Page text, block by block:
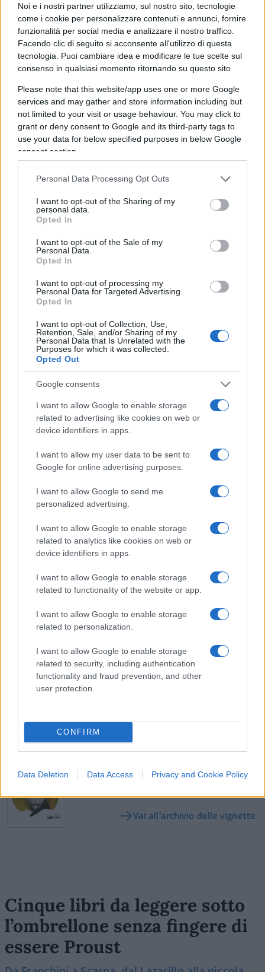
Noi e i nostri partner utilizziamo, sul nostro sito, tecnologie
come i cookie per personalizzare contenuti e annunci, fornire
funzionalità per social media e analizzare il nostro traffico.
Facendo clic di seguito si acconsente all'utilizzo di questa
tecnologia. Puoi cambiare idea e modificare le tue scelte sul
consenso in qualsiasi momento ritornando su questo sito
Please note that this website/app uses one or more Google
services and may gather and store information including but
not limited to your visit or usage behaviour. You may click to
grant or deny consent to Google and its third-party tags to
use your data for below specified purposes in below Google
consent section.
Personal Data Processing Opt Outs
I want to opt-out of the Sharing of my
personal data.
Opted In
I want to opt-out of the Sale of my
Personal Data.
Opted In
I want to opt-out of processing my
Personal Data for Targeted Advertising.
Opted In
I want to opt-out of Collection, Use,
Retention, Sale, and/or Sharing of my
Personal Data that Is Unrelated with the
Purposes for which it was collected.
Opted Out
Google consents
I want to allow Google to enable storage
related to advertising like cookies on web or
device identifiers in apps.
I want to allow my user data to be sent to
Google for online advertising purposes.
I want to allow Google to send me
personalized advertising.
I want to allow Google to enable storage
related to analytics like cookies on web or
device identifiers in apps.
I want to allow Google to enable storage
related to functionality of the website or app.
I want to allow Google to enable storage
related to personalization.
I want to allow Google to enable storage
related to security, including authentication
functionality and fraud prevention, and other
user protection.
CONFIRM
Data Deletion Data Access Privacy and Cookie Policy
un totale di 20 miliardi di euro. Con il passaggio
dell’inchiesta alla Procura Ue, sarà possibile
sequestrare i telefoni degli interessati in tutti i
Paesi dell’Unione. In particolare, resta un mistero
l’entità dell’accordo, considerando che alla fine
del 2023 era di almeno 4 miliardi di euro il valore
delle dosi di vaccino avanzate.
Leggi anche:
Vaccini Covid, sms segreti con Mr. Pfizer:
denunciata l’Ue
Sia l’Ungheria che la Polonia sono state citate in
giudizio da Pfizer per mancati pagamenti per le
dosi di vaccino dopo aver interrotto le consegne,
citando l’eccesso di offerta e la tensione
della Commissione europea ha affermato che il
governo europeo non era a conoscenza di
possibili procedimenti se non attraverso articoli di
stampa. Chi rischia di perderci molto è la von der
Leyen, che da poche settimane ha confermato la
sua intenzione di candidarsi nuovamente alla
presidenza della Commissione Ue. La strada è
tracciare un solco in unacampagna elettorale
più rovente che mai.
Massimo Balsamo, 2 aprile 2024
Nicolaporro.it è anche su Whatsapp. È
sufficientecliccare quiper iscriversi al canale ed
essere sempre aggiornati (gratis)
#BELGIO #PFIZER
#URSULA VON DER LEYEN
Vignetta del 07/08/2026
Vai all'archivio delle vignette
Cinque libri da leggere sotto
l’ombrellone senza fingere di
essere Proust